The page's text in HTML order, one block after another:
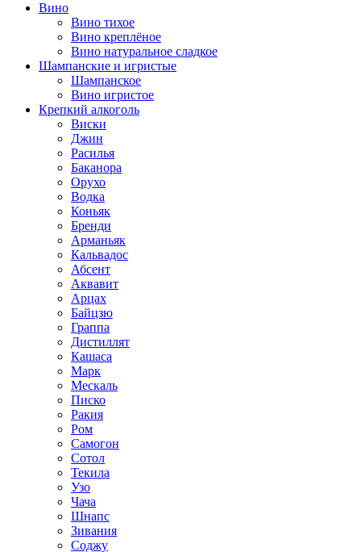
Вино
Вино тихое
Вино креплёное
Вино натуральное сладкое
Шампанские и игристые
Шампанское
Вино игристое
Крепкий алкоголь
Виски
Джин
Расилья
Баканора
Орухо
Водка
Коньяк
Бренди
Арманьяк
Кальвадос
Абсент
Аквавит
Арцах
Байцзю
Граппа
Дистиллят
Кашаса
Марк
Мескаль
Писко
Ракия
Ром
Самогон
Сотол
Текила
Узо
Чача
Шнапс
Зивания
Соджу